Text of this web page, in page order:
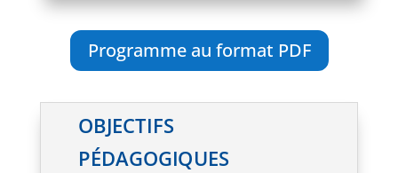
Programme au format PDF
OBJECTIFS
PÉDAGOGIQUES